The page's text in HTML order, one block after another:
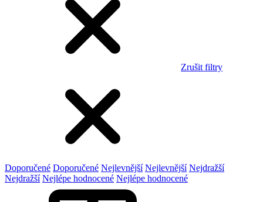
Zrušit filtry
Doporučené Doporučené Nejlevnější Nejlevnější Nejdražší
Nejdražší Nejlépe hodnocené Nejlépe hodnocené